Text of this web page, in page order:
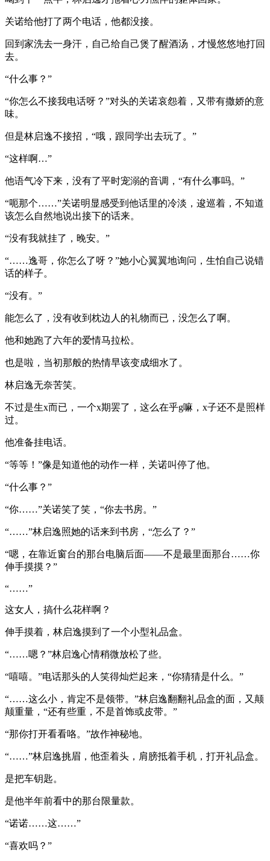
关诺给他打了两个电话，他都没接。
回到家洗去一身汗，自己给自己煲了醒酒汤，才慢悠悠地打回
去。
“什么事？”
“你怎么不接我电话呀？”对头的关诺哀怨着，又带有撒娇的意
味。
但是林启逸不接招，“哦，跟同学出去玩了。”
“这样啊…”
他语气冷下来，没有了平时宠溺的音调，“有什么事吗。”
“呃那个……”关诺明显感受到他话里的冷淡，逡巡着，不知道
该怎么自然地说出接下的话来。
“没有我就挂了，晚安。”
“……逸哥，你怎么了呀？”她小心翼翼地询问，生怕自己说错
话的样子。
“没有。”
能怎么了，没有收到枕边人的礼物而已，没怎么了啊。
他和她跑了六年的爱情马拉松。
也是啦，当初那般的热情早该变成细水了。
林启逸无奈苦笑。
不过是生x而已，一个x期罢了，这么在乎g嘛，x子还不是照样
过。
他准备挂电话。
“等等！”像是知道他的动作一样，关诺叫停了他。
“什么事？”
“你……”关诺笑了笑，“你去书房。”
“……”林启逸照她的话来到书房，“怎么了？”
“嗯，在靠近窗台的那台电脑后面——不是最里面那台……你
伸手摸摸？”
“……”
这女人，搞什么花样啊？
伸手摸着，林启逸摸到了一个小型礼品盒。
“……嗯？”林启逸心情稍微放松了些。
“嘻嘻。”电话那头的人笑得灿烂起来，“你猜猜是什么。”
“……这么小，肯定不是领带。”林启逸翻翻礼品盒的面，又颠
颠重量，“还有些重，不是首饰或皮带。”
“那你打开看看咯。”故作神秘地。
“……”林启逸挑眉，他歪着头，肩膀抵着手机，打开礼品盒。
是把车钥匙。
是他半年前看中的那台限量款。
“诺诺……这……”
“喜欢吗？”